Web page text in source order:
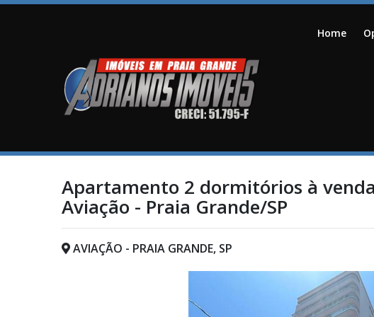
Home
Apartamento 2 dormitórios à
Aviação - Praia Grande/SP
AVIAÇÃO - PRAIA GRANDE, SP